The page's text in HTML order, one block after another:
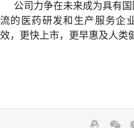
公司力争在未来成为具有
流的医药研发和生产服务企
效，更快上市，更早惠及人类